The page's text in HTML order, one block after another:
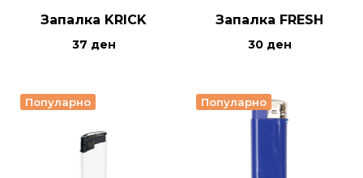
Запалка KRICK
37 ден
Запалка FRESH
30 ден
Популарно Популарно